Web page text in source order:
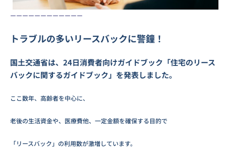
ーーーーーーーーーーーー
トラブルの多いリースバックに警鐘！
国土交通省は、24日消費者向けガイドブック「住宅のリース
バックに関するガイドブック」を発表しました。
ここ数年、高齢者を中心に、
老後の生活資金や、医療費他、一定金額を確保する目的で
「リースバック」の利用数が激増しています。